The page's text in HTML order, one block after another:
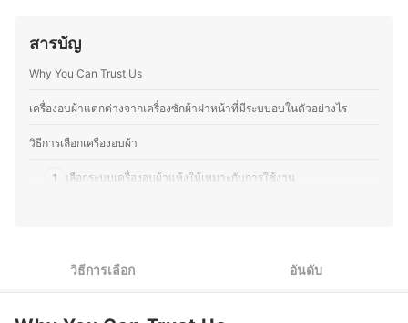
ด้อยของสินค้าเทคโนโลยีแต่ละประเภทได้อย่างชัดเจน ทำให้
ทั้งในแง่ของการเลือกซื้อ อัปเกรด และดูแลรักษา เพื่อให้ผู้อ่าน
อย่างคุ้มค่า
สารบัญ
Why You Can Trust Us
เครื่องอบผ้าแตกต่างจากเครื่องซักผ้าฝาหน้าที่มีระบบอบในตัวอย่างไร
วิธีการเลือกเครื่องอบผ้า
1 เลือกระบบเครื่องอบผ้าแห้งให้เหมาะกับการใช้งาน
4 พิจารณาระบบควบคุม เพื่อความสะดวกในการใช้งาน
วิธีการเลือก อันดับ